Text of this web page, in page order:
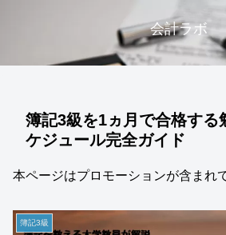
会計ラボ
簿記3級を1ヵ月で合格する
ケジュール完全ガイド
本ページはプロモーションが含まれ
簿記3級